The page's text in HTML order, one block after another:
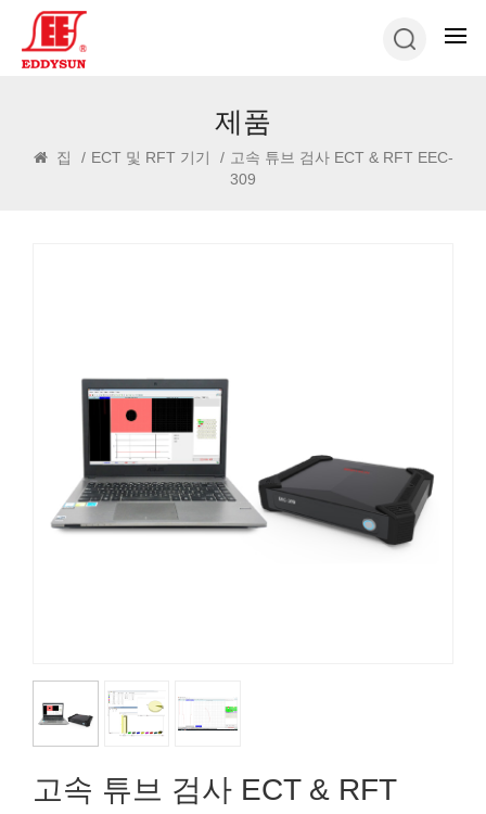
제품
집 / ECT 및 RFT 기기 / 고속 튜브 검사 ECT & RFT EEC-
309
고속 튜브 검사 ECT & RFT